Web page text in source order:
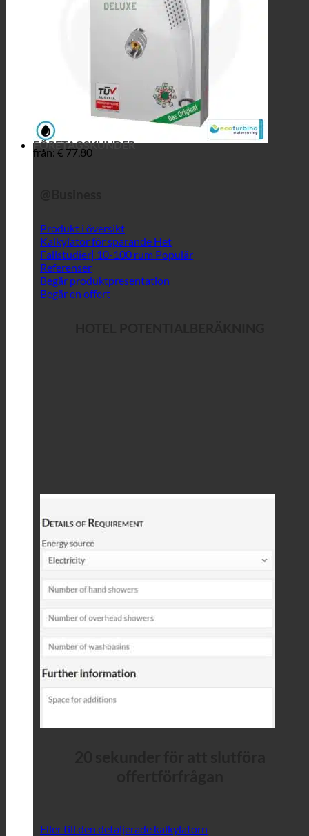
från: € 77,80
FÖRETAGSKUNDER
Produkt i översikt
Kalkylator för sparande
Fallstudier| 10-100 rum
Referenser
Begär produktpresentation
Begär en offert
Eller till den detaljerade kalkylatorn